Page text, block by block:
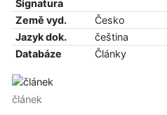
Signatura
Země vyd.
Česko
Jazyk dok.
čeština
Databáze
Články
článek